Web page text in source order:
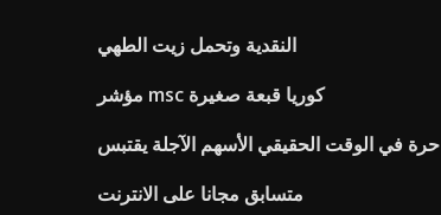
النقدية وتحمل زيت الطهي
مؤشر msc كوريا قبعة صغيرة
حرة في الوقت الحقيقي الأسهم الآجلة يقتبس
متسابق مجانا على الانترنت